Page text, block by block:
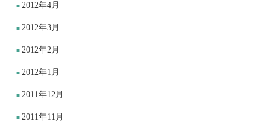
2012年4月
2012年3月
2012年2月
2012年1月
2011年12月
2011年11月